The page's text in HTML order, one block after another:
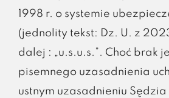
1998 r. o systemie
(jednolity tekst: Dz. U. z
dalej : „u.s.u.s.”. Choć brak
pisemnego uzasadnienia
ustnym uzasadnieniu Sędzia